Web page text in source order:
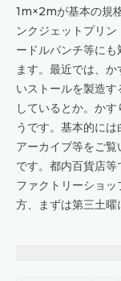
1m×2mが基本の規
ンクジェットプリ
ードルパンチ等に
ます。最近では、
いストールを製造
しているとか。か
うです。基本的に
アーカイブ等をご
です。都内百貨店
ファクトリーショ
方、まずは第三土曜